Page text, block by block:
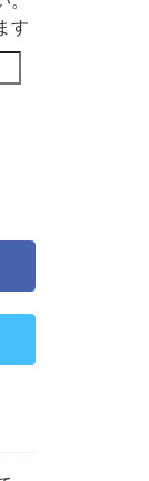
す